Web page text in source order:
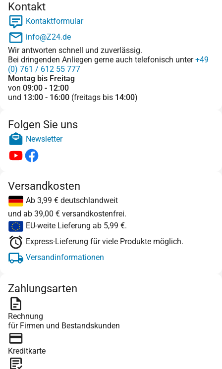
Kontakt
Kontaktformular
info@Z24.de
Wir antworten schnell und zuverlässig.
Bei dringenden Anliegen gerne auch telefonisch unter+49
(0) 761 / 612 55 777
Montag bis Freitag
von 09:00 - 12:00
und 13:00 - 16:00 (freitags bis 14:00)
Folgen Sie uns
Newsletter
Versandkosten
Ab 3,99 € deutschlandweit
und ab 39,00 € versandkostenfrei.
EU-weite Lieferung ab 5,99 €.
Express-Lieferung für viele Produkte möglich.
Versandinformationen
Zahlungsarten
Rechnung
für Firmen und Bestandskunden
Kreditkarte